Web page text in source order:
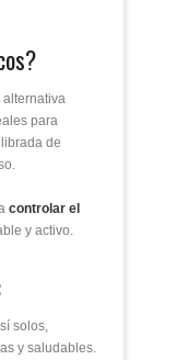
alternativa
para
de
controlar el
y activo.
solos,
y saludables.